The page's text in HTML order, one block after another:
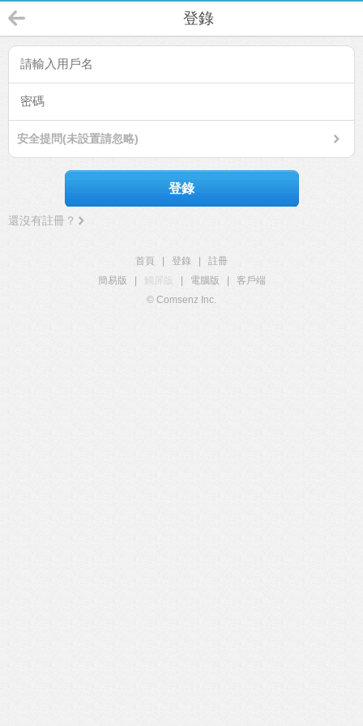
登錄
安全提問(未設置請忽略)
登錄
還沒有註冊？
首頁 登錄
註冊
簡易版
觸屏版 電腦版
客戶端
© Comsenz Inc.